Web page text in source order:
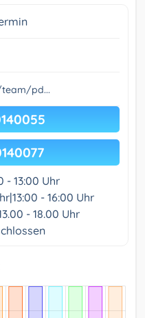
pd...
- 13:00 Uhr
- 16:00 Uhr
- 18.00 Uhr